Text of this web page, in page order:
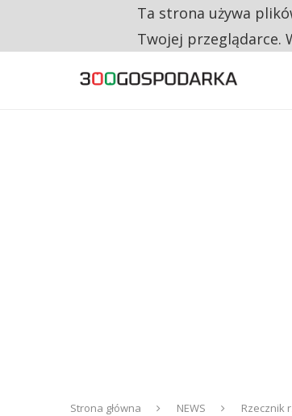
CO TRZECIĄ ZŁOTÓWKĘ Z
Strona główna NEWS Rzecznik
Ta strona używa
Twojej przeglądarce.